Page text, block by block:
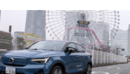
ジャガー
マクラーレン
ロールス・ロイス
シボレー